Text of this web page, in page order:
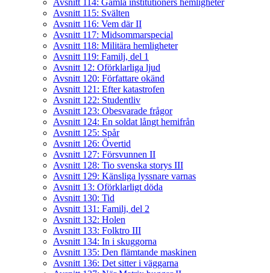
Avsnitt 114: Gamla institutioners hemligheter
Avsnitt 115: Svälten
Avsnitt 116: Vem där II
Avsnitt 117: Midsommarspecial
Avsnitt 118: Militära hemligheter
Avsnitt 119: Familj, del 1
Avsnitt 12: Oförklarliga ljud
Avsnitt 120: Författare okänd
Avsnitt 121: Efter katastrofen
Avsnitt 122: Studentliv
Avsnitt 123: Obesvarade frågor
Avsnitt 124: En soldat långt hemifrån
Avsnitt 125: Spår
Avsnitt 126: Övertid
Avsnitt 127: Försvunnen II
Avsnitt 128: Tio svenska storys III
Avsnitt 129: Känsliga lyssnare varnas
Avsnitt 13: Oförklarligt döda
Avsnitt 130: Tid
Avsnitt 131: Familj, del 2
Avsnitt 132: Holen
Avsnitt 133: Folktro III
Avsnitt 134: In i skuggorna
Avsnitt 135: Den flämtande maskinen
Avsnitt 136: Det sitter i väggarna